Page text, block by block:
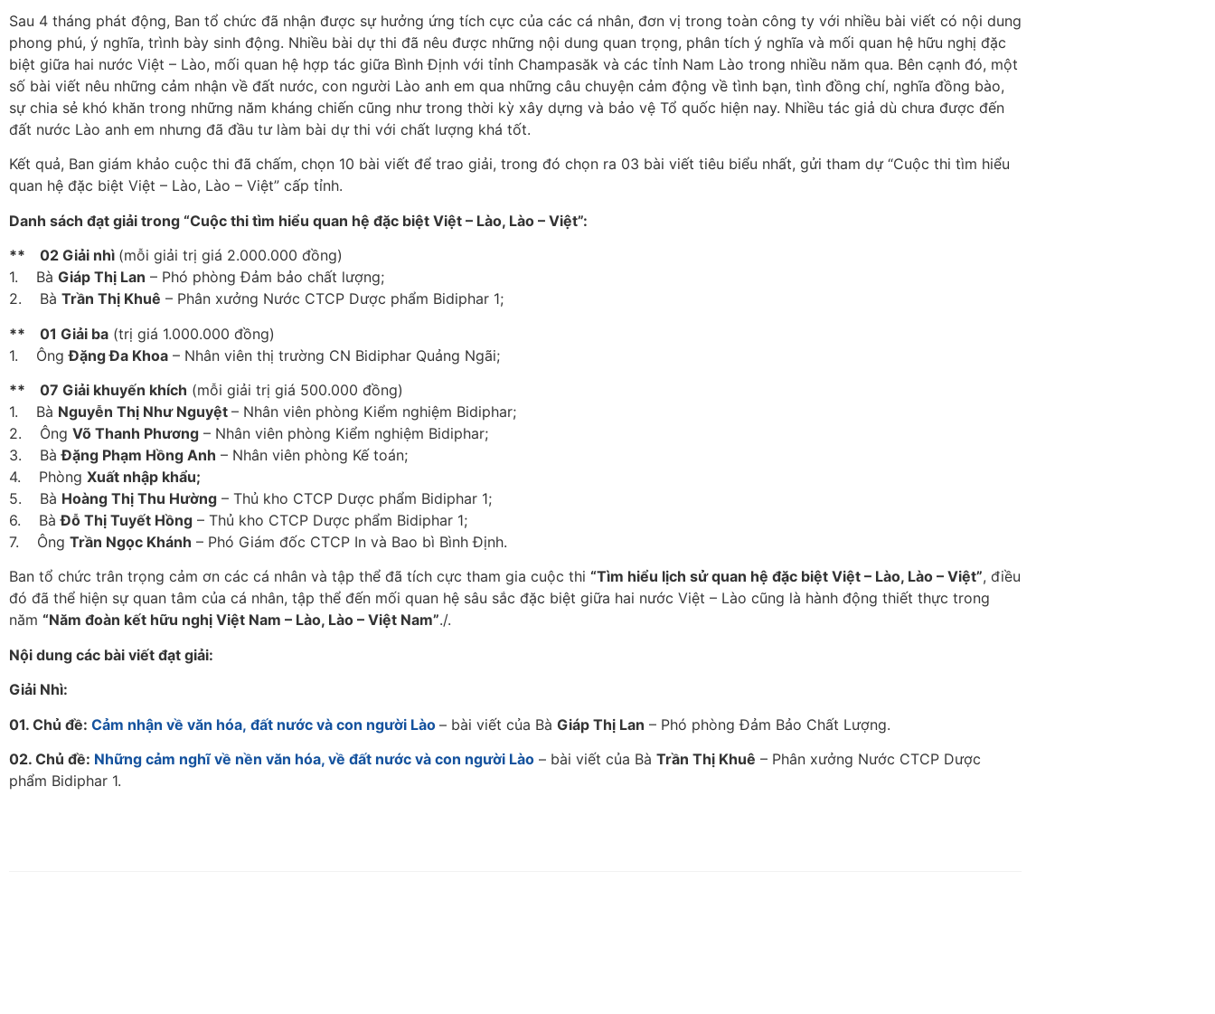
Sau 4 tháng phát động, Ban tổ chức đã nhận được sự hưởng ứng tích cực của các cá nhân, đơn vị trong toàn công ty với nhiều bài viết có nội dung
phong phú, ý nghĩa, trình bày sinh động. Nhiều bài dự thi đã nêu được những nội dung quan trọng, phân tích ý nghĩa và mối quan hệ hữu nghị đặc
biệt giữa hai nước Việt – Lào, mối quan hệ hợp tác giữa Bình Định với tỉnh Champasăk và các tỉnh Nam Lào trong nhiều năm qua. Bên cạnh đó, một
số bài viết nêu những cảm nhận về đất nước, con người Lào anh em qua những câu chuyện cảm động về tình bạn, tình đồng chí, nghĩa đồng bào,
sự chia sẻ khó khăn trong những năm kháng chiến cũng như trong thời kỳ xây dựng và bảo vệ Tổ quốc hiện nay. Nhiều tác giả dù chưa được đến
đất nước Lào anh em nhưng đã đầu tư làm bài dự thi với chất lượng khá tốt.
Kết quả, Ban giám khảo cuộc thi đã chấm, chọn 10 bài viết để trao giải, trong đó chọn ra 03 bài viết tiêu biểu nhất, gửi tham dự “Cuộc thi tìm hiểu
quan hệ đặc biệt Việt – Lào, Lào – Việt” cấp tỉnh.
Danh sách đạt giải trong “Cuộc thi tìm hiểu quan hệ đặc biệt Việt – Lào, Lào – Việt”:
** 02 Giải nhì (mỗi giải trị giá 2.000.000 đồng)
1. Bà Giáp Thị Lan – Phó phòng Đảm bảo chất lượng;
2. Bà Trần Thị Khuê – Phân xưởng Nước CTCP Dược phẩm Bidiphar 1;
** 01 Giải ba (trị giá 1.000.000 đồng)
1. ÔngĐặng Đa Khoa – Nhân viên thị trường CN Bidiphar Quảng Ngãi;
** 07 Giải khuyến khích (mỗi giải trị giá 500.000 đồng)
1. Bà Nguyễn Thị Như Nguyệt – Nhân viên phòng Kiểm nghiệm Bidiphar;
2. Ông Võ Thanh Phương – Nhân viên phòng Kiểm nghiệm Bidiphar;
3. BàĐặng Phạm Hồng Anh – Nhân viên phòng Kế toán;
4. Phòng Xuất nhập khẩu;
5. Bà Hoàng Thị Thu Hường – Thủ kho CTCP Dược phẩm Bidiphar 1;
6. BàĐỗ Thị Tuyết Hồng – Thủ kho CTCP Dược phẩm Bidiphar 1;
7. Ông Trần Ngọc Khánh – Phó Giám đốc CTCP In và Bao bì Bình Định.
Ban tổ chức trân trọng cảm ơn các cá nhân và tập thể đã tích cực tham gia cuộc thi “Tìm hiểu lịch sử quan hệ đặc biệt Việt – Lào, Lào – Việt”, điều
đó đã thể hiện sự quan tâm của cá nhân, tập thể đến mối quan hệ sâu sắc đặc biệt giữa hai nước Việt – Lào cũng là hành động thiết thực trong
năm “Năm đoàn kết hữu nghị Việt Nam – Lào, Lào – Việt Nam”./.
Nội dung các bài viết đạt giải:
Giải Nhì:
01. Chủ đề: Cảm nhận về văn hóa, đất nước và con người Lào – bài viết của Bà Giáp Thị Lan – Phó phòng Đảm Bảo Chất Lượng.
02. Chủ đề: Những cảm nghĩ về nền văn hóa, về đất nước và con người Lào – bài viết của Bà Trần Thị Khuê – Phân xưởng Nước CTCP Dược
phẩm Bidiphar 1.